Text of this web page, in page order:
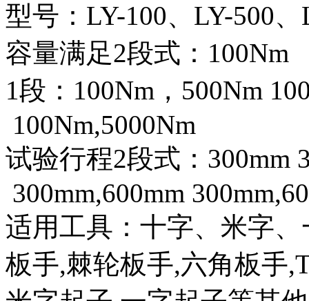
型号：LY-100、LY-500
容量满足2段式：100Nm
1段：100Nm，500Nm
100Nm,5000Nm
试验行程2段式：300mm
300mm,600mm
适用工具：十字、米字
板手,棘轮板手,六角板手